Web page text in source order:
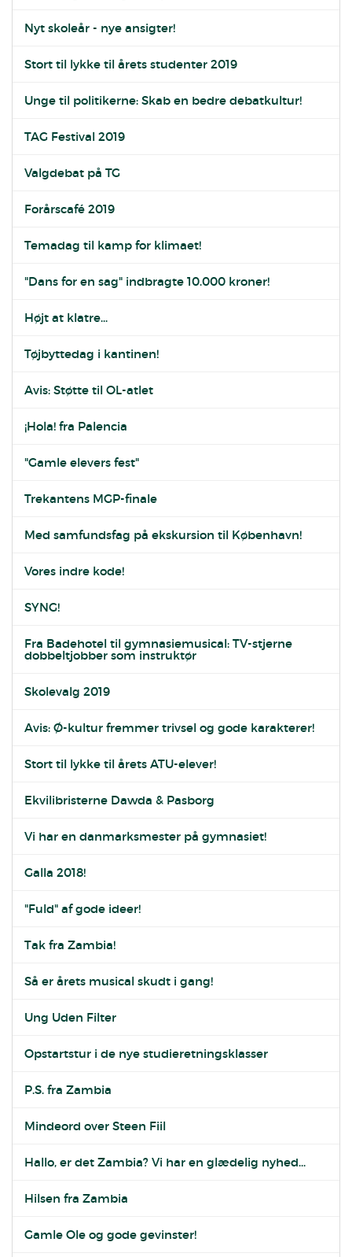
Nyt skoleår - nye ansigter!
Stort til lykke til årets studenter 2019
Unge til politikerne: Skab en bedre debatkultur!
TAG Festival 2019
Valgdebat på TG
Forårscafé 2019
Temadag til kamp for klimaet!
"Dans for en sag" indbragte 10.000 kroner!
Højt at klatre...
Tøjbyttedag i kantinen!
Avis: Støtte til OL-atlet
¡Hola! fra Palencia
"Gamle elevers fest"
Trekantens MGP-finale
Med samfundsfag på ekskursion til København!
Vores indre kode!
SYNG!
Fra Badehotel til gymnasiemusical: TV-stjerne
dobbeltjobber som instruktør
Skolevalg 2019
Avis: Ø-kultur fremmer trivsel og gode karakterer!
Stort til lykke til årets ATU-elever!
Ekvilibristerne Dawda & Pasborg
Vi har en danmarksmester på gymnasiet!
Galla 2018!
"Fuld" af gode ideer!
Tak fra Zambia!
Så er årets musical skudt i gang!
Ung Uden Filter
Opstartstur i de nye studieretningsklasser
P.S. fra Zambia
Mindeord over Steen Fiil
Hallo, er det Zambia? Vi har en glædelig nyhed...
Hilsen fra Zambia
Gamle Ole og gode gevinster!